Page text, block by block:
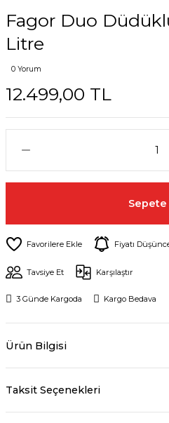
Fagor Duo
Litre
0 Yorum
12.499,00 TL
Sepete
Fiyatı
Tavsiye Et Karşılaştır
3 Günde Kargoda Kargo Bedava
Ürün Bilgisi
Taksit Seçenekleri